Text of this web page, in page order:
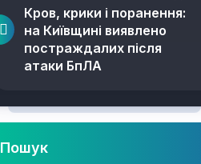
Кров, крики і поранення:
на Київщині виявлено
постраждалих після
атаки БпЛА
Пошук